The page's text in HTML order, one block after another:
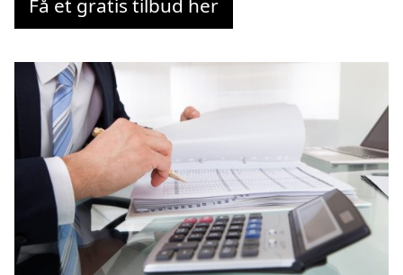
Få et gratis tilbud her